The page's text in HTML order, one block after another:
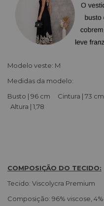
Modelo veste: M
Medidas da modelo:
Busto | 96 cm Cintura | 73
Altura | 1,78
COMPOSIÇÃO DO TECIDO:
Tecido:
Composição: 96% viscose,